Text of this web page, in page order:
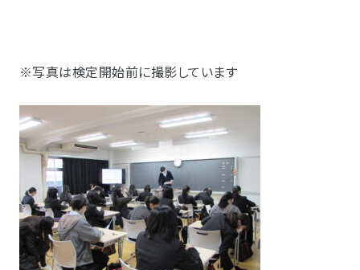
※写真は検定開始前に撮影しています